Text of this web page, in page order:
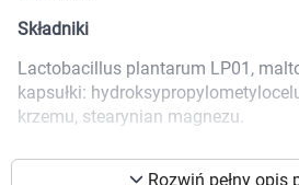
Korzystamy z plików cookies
preferencji. Więcej informacji
Składniki
Lactobacillus plantarum LP01,
kapsułki:
krzemu, stearynian magnezu.
Skład
1
Rozwiń pełny opis